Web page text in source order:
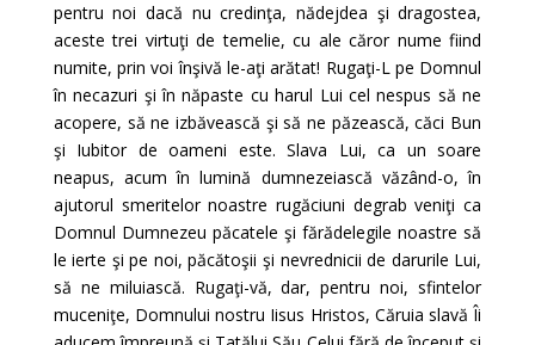
pentru noi dacă nu credinţa, nădejdea şi dragostea,
aceste trei virtuţi de temelie, cu ale căror nume fiind
numite, prin voi înşivă le-aţi arătat! Rugaţi-L pe Domnul
în necazuri şi în năpaste cu harul Lui cel nespus să ne
acopere, să ne izbăvească şi să ne păzească, căci Bun
şi Iubitor de oameni este. Slava Lui, ca un soare
neapus, acum în lumină dumnezeiască văzând-o, în
ajutorul smeritelor noastre rugăciuni degrab veniţi ca
Domnul Dumnezeu păcatele şi fărădelegile noastre să
le ierte şi pe noi, păcătoşii şi nevrednicii de darurile Lui,
să ne miluiască. Rugaţi-vă, dar, pentru noi, sfintelor
muceniţe, Domnului nostru Iisus Hristos, Căruia slavă Îi